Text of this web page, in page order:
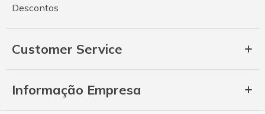
Descontos
Customer Service
Informação Empresa